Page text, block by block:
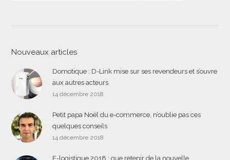
Nouveaux articles
Domotique : D-Link mise sur ses revendeurs et s’ouvre
aux autres acteurs
14 décembre 2018
Petit papa Noël du e-commerce, n’oublie pas ces
quelques conseils
14 décembre 2018
E-logistique 2018 : que retenir de la nouvelle